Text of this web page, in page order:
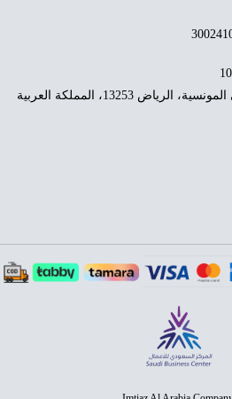
طريق الدمام، حي المونسية، الرياض 13253، المملكة العربية